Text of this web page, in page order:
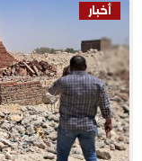
أخبار